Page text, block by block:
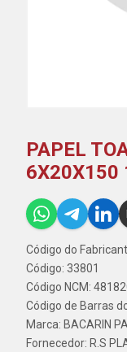
PAPEL
6X20X150
Código do
Código: 33801
Código NCM:
Código de Barras
Marca: BACARIN
Fornecedor: R.S